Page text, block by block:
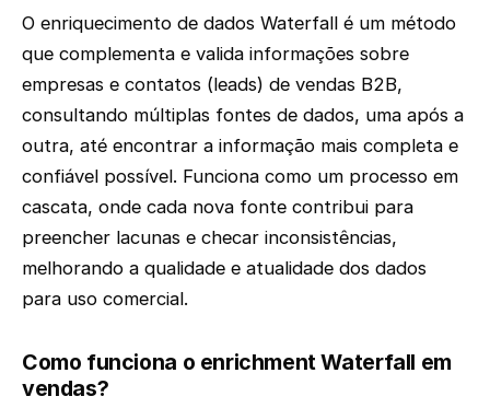
O enriquecimento de dados Waterfall é um método
que complementa e valida informações sobre
empresas e contatos (leads) de vendas B2B,
consultando múltiplas fontes de dados, uma após a
outra, até encontrar a informação mais completa e
confiável possível. Funciona como um processo em
cascata, onde cada nova fonte contribui para
preencher lacunas e checar inconsistências,
melhorando a qualidade e atualidade dos dados
para uso comercial.
Como funciona o enrichment Waterfall em
vendas?